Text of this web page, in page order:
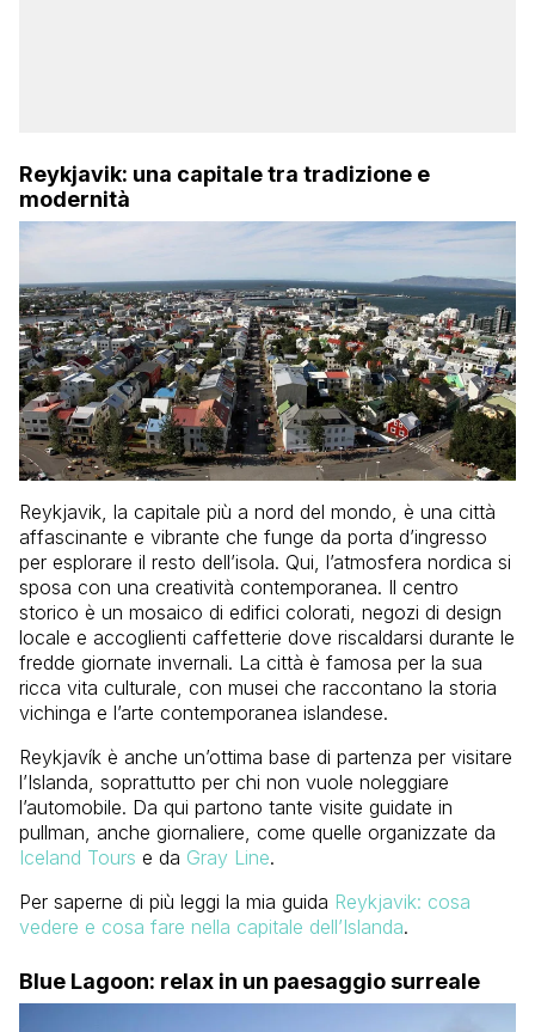
Reykjavik: una capitale tra tradizione e
modernità
Reykjavik, la capitale più a nord del mondo, è una città
affascinante e vibrante che funge da porta d’ingresso
per esplorare il resto dell’isola. Qui, l’atmosfera nordica si
sposa con una creatività contemporanea. Il centro
storico è un mosaico di edifici colorati, negozi di design
locale e accoglienti caffetterie dove riscaldarsi durante le
fredde giornate invernali. La città è famosa per la sua
ricca vita culturale, con musei che raccontano la storia
vichinga e l’arte contemporanea islandese.
Reykjavík è anche un’ottima base di partenza per visitare
l’Islanda, soprattutto per chi non vuole noleggiare
l’automobile. Da qui partono tante visite guidate in
pullman, anche giornaliere, come quelle organizzate da
Iceland Tours e da Gray Line.
Per saperne di più leggi la mia guida Reykjavik: cosa
vedere e cosa fare nella capitale dell’Islanda.
Blue Lagoon: relax in un paesaggio surreale